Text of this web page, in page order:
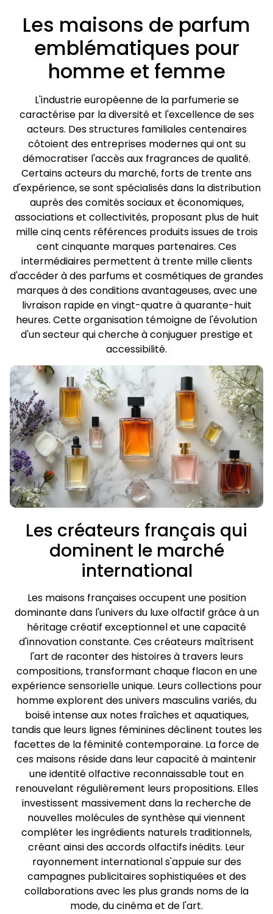
Les maisons de parfum
emblématiques pour
homme et femme
L'industrie européenne de la parfumerie se
caractérise par la diversité et l'excellence de ses
acteurs. Des structures familiales centenaires
côtoient des entreprises modernes qui ont su
démocratiser l'accès aux fragrances de qualité.
Certains acteurs du marché, forts de trente ans
d'expérience, se sont spécialisés dans la distribution
auprès des comités sociaux et économiques,
associations et collectivités, proposant plus de huit
mille cinq cents références produits issues de trois
cent cinquante marques partenaires. Ces
intermédiaires permettent à trente mille clients
d'accéder à des parfums et cosmétiques de grandes
marques à des conditions avantageuses, avec une
livraison rapide en vingt-quatre à quarante-huit
heures. Cette organisation témoigne de l'évolution
d'un secteur qui cherche à conjuguer prestige et
accessibilité.
Les créateurs français qui
dominent le marché
international
Les maisons françaises occupent une position
dominante dans l'univers du luxe olfactif grâce à un
héritage créatif exceptionnel et une capacité
d'innovation constante. Ces créateurs maîtrisent
l'art de raconter des histoires à travers leurs
compositions, transformant chaque flacon en une
expérience sensorielle unique. Leurs collections pour
homme explorent des univers masculins variés, du
boisé intense aux notes fraîches et aquatiques,
tandis que leurs lignes féminines déclinent toutes les
facettes de la féminité contemporaine. La force de
ces maisons réside dans leur capacité à maintenir
une identité olfactive reconnaissable tout en
renouvelant régulièrement leurs propositions. Elles
investissent massivement dans la recherche de
nouvelles molécules de synthèse qui viennent
compléter les ingrédients naturels traditionnels,
créant ainsi des accords olfactifs inédits. Leur
rayonnement international s'appuie sur des
campagnes publicitaires sophistiquées et des
collaborations avec les plus grands noms de la
mode, du cinéma et de l'art.